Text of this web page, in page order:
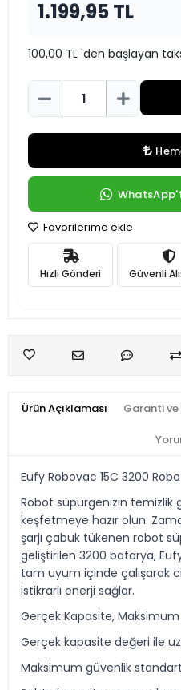
1.199,95 TL
100,00 TL 'den başlayan
Favorilerime ekle
Hızlı Gönderi Güvenli
Ürün Açıklaması Garanti
Eufy Robovac 15C 3200
Robot süpürgenizin temizlik
keşfetmeye hazır olun.
şarjı çabuk tükenen robot
geliştirilen 3200 batarya,
tam uyum içinde çalışarak
istikrarlı enerji sağlar.
Gerçek Kapasite,
Gerçek kapasite değeri ile
Maksimum güvenlik